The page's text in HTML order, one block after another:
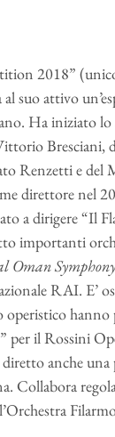
2018”
suo attivo
Ha iniziato
Bresciani,
Renzetti e del
direttore nel
a dirigere “Il
importanti
Oman
RAI. E’
il Rossini
anche
Collabora